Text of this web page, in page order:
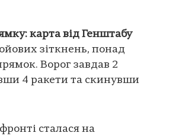
карта від Генштабу
зіткнень, понад
Ворог завдав 2
4 ракети та скинувши
сталася на